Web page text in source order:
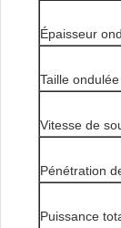
Épaisseur
Taille
Vitesse de
Pénétration
Puissance